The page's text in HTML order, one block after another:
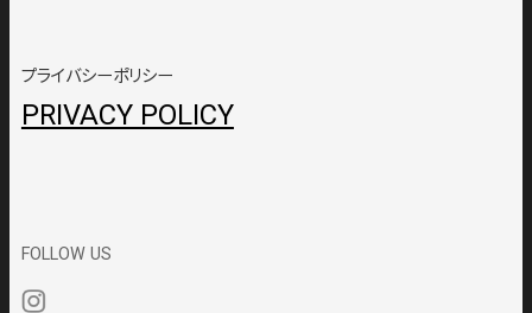
プライバシーポリシー
PRIVACY POLICY
FOLLOW US